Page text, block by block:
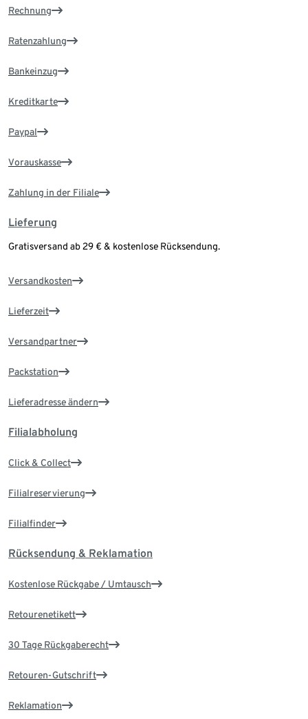
Rechnung
Ratenzahlung
Bankeinzug
Kreditkarte
Paypal
Vorauskasse
Zahlung in der Filiale
Lieferung
Gratisversand ab 29 € & kostenlose Rücksendung.
Versandkosten
Lieferzeit
Versandpartner
Packstation
Lieferadresse ändern
Filialabholung
Click & Collect
Filialreservierung
Filialfinder
Rücksendung & Reklamation
Kostenlose Rückgabe / Umtausch
Retourenetikett
30 Tage Rückgaberecht
Retouren-Gutschrift
Reklamation